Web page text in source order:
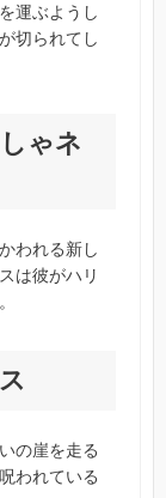
運ぶようし
切られてし
ゃネ
われる新し
は彼がハリ
の崖を走る
われている